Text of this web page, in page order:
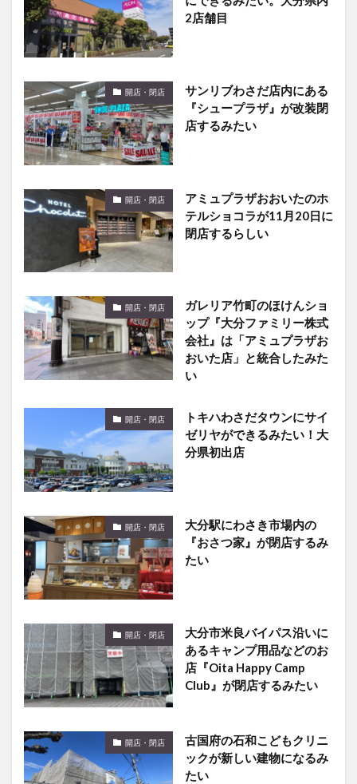
2店舗目
開店・閉店
サンリブわさだ店内にある
『シュープラザ』が改装閉
店するみたい
開店・閉店
アミュプラザおおいたのホ
テルショコラが11月20日に
閉店するらしい
開店・閉店
ガレリア竹町のほけんショ
ップ『大分ファミリー株式
会社』は「アミュプラザお
おいた店」と統合したみた
い​
開店・閉店
トキハわさだタウンにサイ
ゼリヤができるみたい！大
分県初出店
開店・閉店
大分駅にわさき市場内の
『おさつ家』が閉店するみ
たい
開店・閉店
大分市米良バイパス沿いに
あるキャンプ用品などのお
店『Oita Happy Camp
Club』が閉店するみたい
開店・閉店
古国府の石和こどもクリニ
ックが新しい建物になるみ
たい